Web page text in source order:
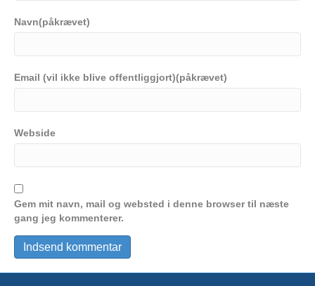
Navn(påkrævet)
Email (vil ikke blive offentliggjort)(påkrævet)
Webside
Gem mit navn, mail og websted i denne browser til næste
gang jeg kommenterer.